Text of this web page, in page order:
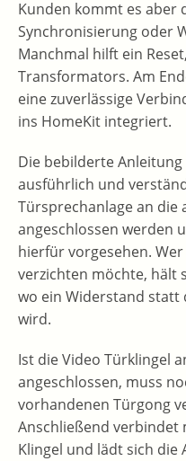
Kunden kommt es aber
Synchronisierung oder
Manchmal hilft ein
Transformators. Am
eine zuverlässige
ins HomeKit integriert.
Die bebilderte
ausführlich und
Türsprechanlage an die
angeschlossen werden
hierfür vorgesehen.
verzichten möchte, hält
wo ein Widerstand statt
wird.
Ist die Video Türklingel
angeschlossen, muss
vorhandenen Türgong
Anschließend verbindet
Klingel und lädt sich die